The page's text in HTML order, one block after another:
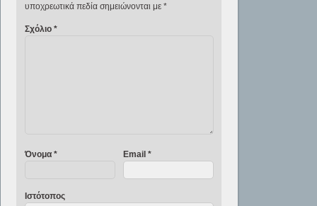
υποχρεωτικά πεδία σημειώνονται με *
Σχόλιο *
Όνομα * Email *
Ιστότοπος